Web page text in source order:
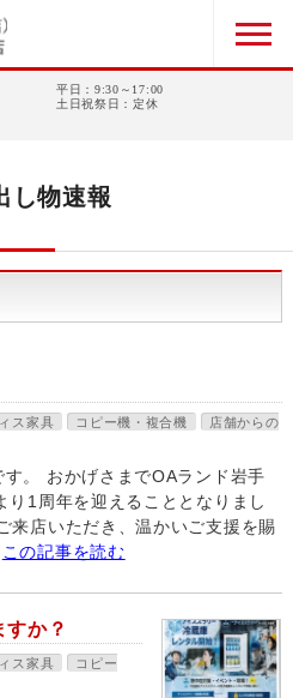
平日：9:30～17:00
土日祝祭日：定休
し物速報
ス家具 コピー機・複合機
店舗からの
。 おかげさまでOAランド岩手
1周年を迎えることとなりまし
来店いただき、温かいご支援を賜
この記事を読む
か？
ス家具
コピー